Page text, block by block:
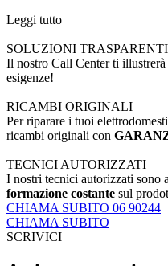
Leggi tutto
SOLUZIONI TRASPARENTI
Il nostro Call Center ti
esigenze!
RICAMBI ORIGINALI
Per riparare i tuoi
ricambi originali con
TECNICI AUTORIZZATI
I nostri tecnici autorizzati sono
formazione costante sul
CHIAMA SUBITO 06 90244
CHIAMA SUBITO
SCRIVICI